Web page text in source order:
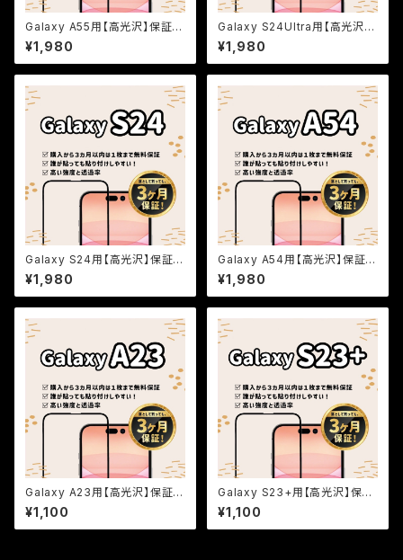
Galaxy A55用【高光沢】保証付
きガラスフィルム『鎧』全面フルカ
バー
¥1,980
Galaxy S24Ultra用【高光沢】
保証付きガラスフィルム『鎧』全
面フルカバー
¥1,980
Galaxy S24用【高光沢】保証付
きガラスフィルム『鎧』全面フルカ
バー
¥1,980
Galaxy A54用【高光沢】保証付
きガラスフィルム『鎧』全面フルカ
バー
¥1,980
Galaxy A23用【高光沢】保証付
きガラスフィルム『鎧』全面フルカ
バー
¥1,100
Galaxy S23+用【高光沢】保証
付きガラスフィルム『鎧』全面フル
カバー
¥1,100